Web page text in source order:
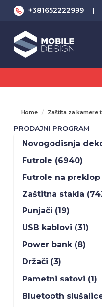
+381652222999
Home Zaštita za kamere
PRODAJNI PROGRAM
Novogodisnja
Futrole (6940)
Futrole na preklop
Zaštitna stakla
Punjači (19)
USB kablovi (31)
Power bank (8)
Držači (3)
Pametni satovi (1)
Bluetooth